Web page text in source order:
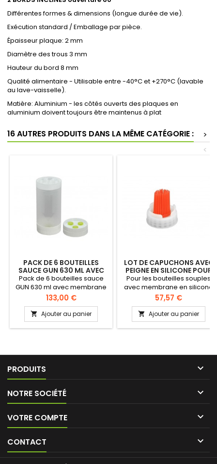
Différentes formes & dimensions (longue durée de vie).
Exécution standard / Emballage par pièce.
Épaisseur plaque: 2 mm
Diamètre des trous 3 mm
Hauteur du bord 8 mm
Qualité alimentaire - Utilisable entre -40°C et +270°C (lavable
au lave-vaisselle).
Matière: Aluminium - les côtés ouverts des plaques en
aluminium doivent toujours être maintenus à plat
16 AUTRES PRODUITS DANS LA MÊME CATÉGORIE :
>
<
PACK DE 6 BOUTEILLES
SAUCE GUN 630 ML AVEC
MEMBRANE 3 TROUS
Pack de 6 bouteilles sauce
GUN 630 ml avec membrane
3 trous. Utilisez le Bouteille
Sauce Gun avec les pistolets
à sauces Gérer vos sauces
liquides et épaisses Avec
membrane 3 trous Embout
optimisation des coûts
Prix
133,00 €
 Ajouter au panier
LOT DE CAPUCHONS AVEC
PEIGNE EN SILICONE POUR
BOUTEILLE À SAUCE FIFO
Pour les bouteilles souples
avec membrane en silicone
Lot de 6 pièces
Prix
57,57 €
 Ajouter au panier
PRODUITS 
NOTRE SOCIÉTÉ 
VOTRE COMPTE 
CONTACT 